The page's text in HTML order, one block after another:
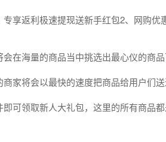
专享返利极速提现送新手红包2、网购优
在海量的商品当中挑选出最心仪的商品
家将会以最快的速度把商品给用户们送
可领取新人大礼包，这里的所有商品都